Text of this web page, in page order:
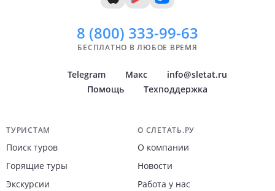
8 (800) 333-99-63
БЕСПЛАТНО В ЛЮБОЕ ВРЕМЯ
Telegram Макс
info@sletat.ru
Помощь
Техподдержка
Навигация по сайту
ТУРИСТАМ
Поиск туров
Горящие туры
Экскурсии
О СЛЕТАТЬ.РУ
О компании
Новости
Работа у нас